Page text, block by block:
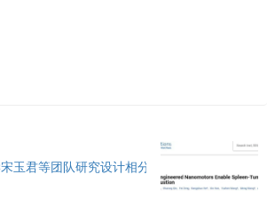
玉君等团队研究设计相分离工程化纳米